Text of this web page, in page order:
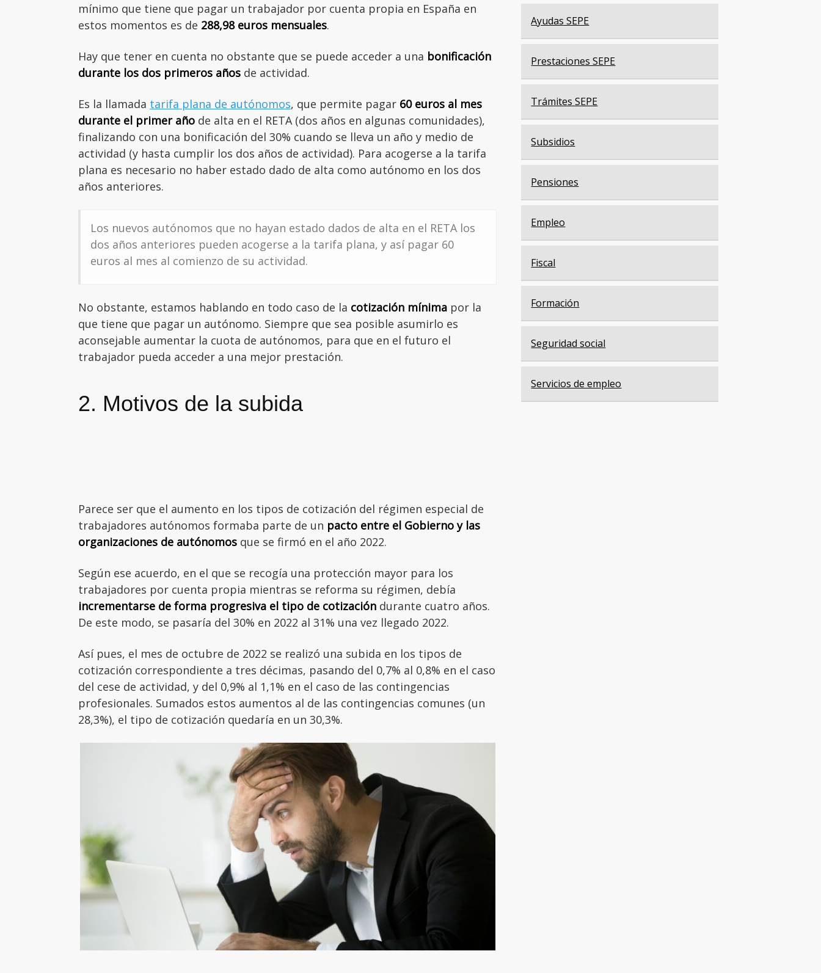
mínimo que tiene que pagar un trabajador por cuenta propia en España en
estos momentos es de 288,98 euros mensuales.
Hay que tener en cuenta no obstante que se puede acceder a una bonificación
durante los dos primeros años de actividad.
Es la llamada tarifa plana de autónomos, que permite pagar 60 euros al mes
durante el primer año de alta en el RETA (dos años en algunas comunidades),
finalizando con una bonificación del 30% cuando se lleva un año y medio de
actividad (y hasta cumplir los dos años de actividad). Para acogerse a la tarifa
plana es necesario no haber estado dado de alta como autónomo en los dos
años anteriores.
Los nuevos autónomos que no hayan estado dados de alta en el RETA los
dos años anteriores pueden acogerse a la tarifa plana, y así pagar 60
euros al mes al comienzo de su actividad.
No obstante, estamos hablando en todo caso de la cotización mínima por la
que tiene que pagar un autónomo. Siempre que sea posible asumirlo es
aconsejable aumentar la cuota de autónomos, para que en el futuro el
trabajador pueda acceder a una mejor prestación.
2. Motivos de la subida
Parece ser que el aumento en los tipos de cotización del régimen especial de
trabajadores autónomos formaba parte de un pacto entre el Gobierno y las
organizaciones de autónomos que se firmó en el año 2022.
Según ese acuerdo, en el que se recogía una protección mayor para los
trabajadores por cuenta propia mientras se reforma su régimen, debía
incrementarse de forma progresiva el tipo de cotización durante cuatro años.
De este modo, se pasaría del 30% en 2022 al 31% una vez llegado 2022.
Así pues, el mes de octubre de 2022 se realizó una subida en los tipos de
cotización correspondiente a tres décimas, pasando del 0,7% al 0,8% en el caso
del cese de actividad, y del 0,9% al 1,1% en el caso de las contingencias
profesionales. Sumados estos aumentos al de las contingencias comunes (un
28,3%), el tipo de cotización quedaría en un 30,3%.
Ayudas SEPE
Prestaciones SEPE
Trámites SEPE
Subsidios
Pensiones
Empleo
Fiscal
Formación
Seguridad social
Servicios de empleo